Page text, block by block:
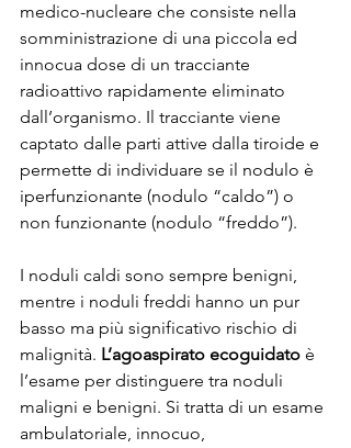
medico-nucleare che consiste nella
somministrazione di una piccola ed
innocua dose di un tracciante
radioattivo rapidamente eliminato
dall’organismo. Il tracciante viene
captato dalle parti attive dalla tiroide e
permette di individuare se il nodulo è
iperfunzionante (nodulo “caldo”) o
non funzionante (nodulo “freddo”).
I noduli caldi sono sempre benigni,
mentre i noduli freddi hanno un pur
basso ma più significativo rischio di
malignità. L’agoaspirato ecoguidato è
l’esame per distinguere tra noduli
maligni e benigni. Si tratta di un esame
ambulatoriale, innocuo,